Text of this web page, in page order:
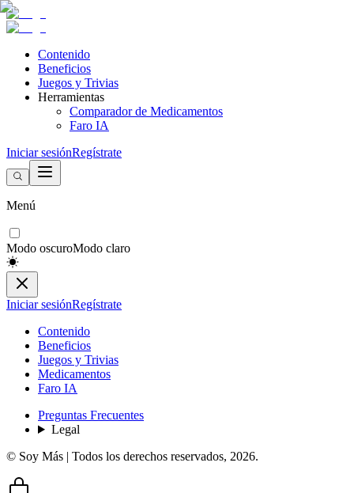
Contenido
Beneficios
Juegos y Trivias
Herramientas
Comparador de Medicamentos
Faro IA
Iniciar sesiónRegístrate
Menú
Modo oscuroModo claro
Iniciar sesiónRegístrate
Contenido
Beneficios
Juegos y Trivias
Medicamentos
Faro IA
Preguntas Frecuentes
Legal
© Soy Más | Todos los derechos reservados, 2026.